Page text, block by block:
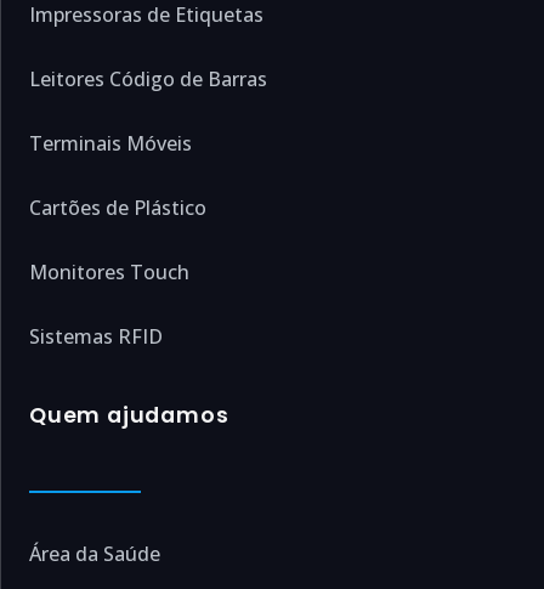
Impressoras de Etiquetas
Leitores Código de Barras
Terminais Móveis
Cartões de Plástico
Monitores Touch
Sistemas RFID
Quem ajudamos
Área da Saúde